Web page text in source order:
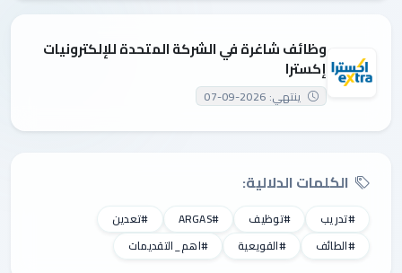
وظائف شاغرة في الشركة المتحدة للإلكترونيات
إكسترا
ينتهي: 2026-09-07
الكلمات الدلالية:
#تدريب #توظيف #ARGAS
#تعدين
#الطائف
#القويعية #اهم_التقديمات